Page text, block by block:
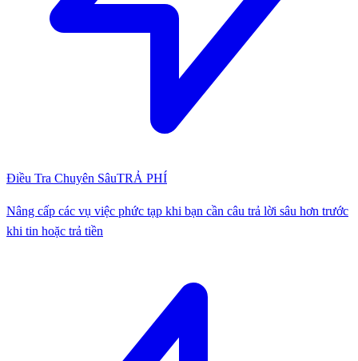
Điều Tra Chuyên SâuTRẢ PHÍ
Nâng cấp các vụ việc phức tạp khi bạn cần câu trả lời sâu hơn trước
khi tin hoặc trả tiền